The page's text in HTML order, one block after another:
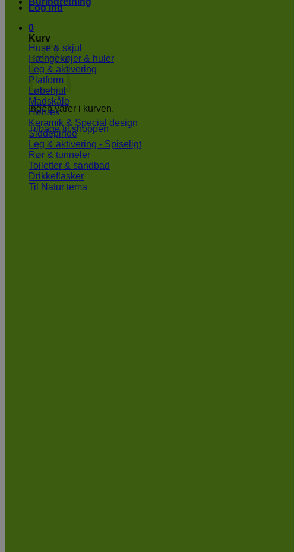
Log ind
0
Kurv
Ingen varer i kurven.
Tilbage til shoppen
Huse & skjul
Hængekøjer & huler
Leg & aktivering
Platform
Løbehjul
Madskåle
Høhæk
Keramik & Special design
Siddepinde
Leg & aktivering - Spiseligt
Rør & tunneler
Toiletter & sandbad
Drikkeflasker
Til Natur tema